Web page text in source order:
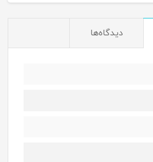
دیدگاه‌ها